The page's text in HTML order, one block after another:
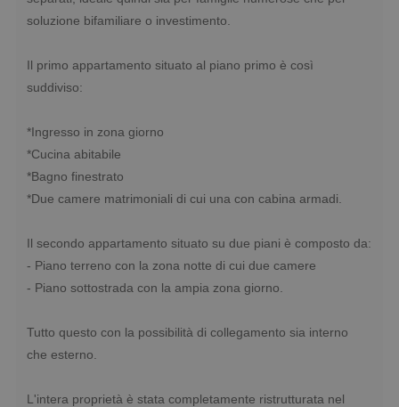
soluzione bifamiliare o investimento.
Il primo appartamento situato al piano primo è così
suddiviso:
*Ingresso in zona giorno
*Cucina abitabile
*Bagno finestrato
*Due camere matrimoniali di cui una con cabina armadi.
Il secondo appartamento situato su due piani è composto da:
- Piano terreno con la zona notte di cui due camere
- Piano sottostrada con la ampia zona giorno.
Tutto questo con la possibilità di collegamento sia interno
che esterno.
L'intera proprietà è stata completamente ristrutturata nel